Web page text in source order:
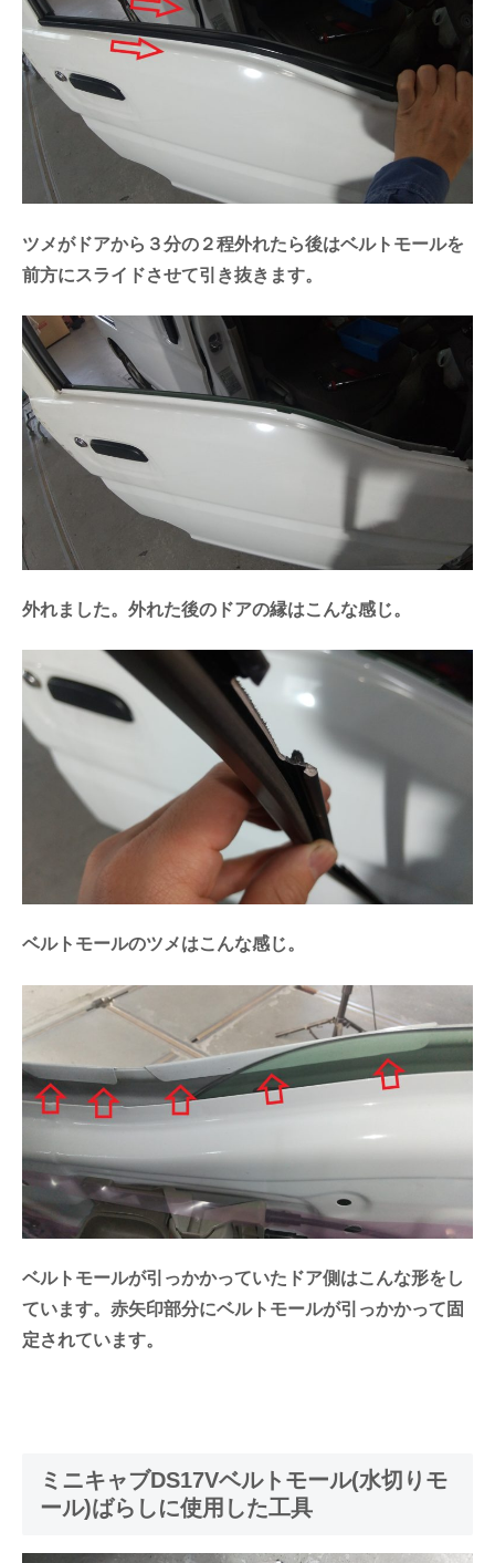
ツメがドアから３分の２程外れたら後はベルトモールを
前方にスライドさせて引き抜きます。
外れました。外れた後のドアの縁はこんな感じ。
ベルトモールのツメはこんな感じ。
ベルトモールが引っかかっていたドア側はこんな形をし
ています。赤矢印部分にベルトモールが引っかかって固
定されています。
ミニキャブDS17Vベルトモール(水切りモ
ール)ばらしに使用した工具